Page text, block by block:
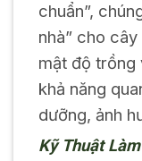
chuẩn”,
nhà” cho
mật độ trồng
khả năng
dưỡng, ảnh
Kỹ Thuật